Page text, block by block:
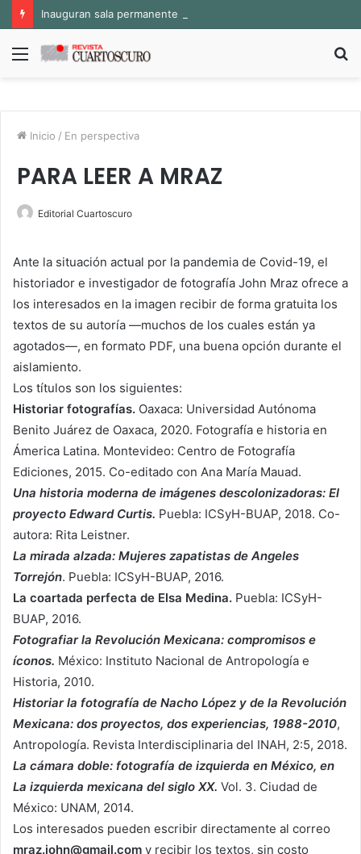
Menú
Inicio / En perspectiva
PARA LEER A MRAZ
Editorial Cuartoscuro
Ante la situación actual por la pandemia de Covid-19, el
historiador e investigador de fotografía John Mraz ofrece a
los interesados en la imagen recibir de forma gratuita los
textos de su autoría —muchos de los cuales están ya
agotados—, en formato PDF, una buena opción durante el
aislamiento.
Los títulos son los siguientes:
Historiar fotografías. Oaxaca: Universidad Autónoma
Benito Juárez de Oaxaca, 2020. Fotografía e historia en
Ámerica Latina. Montevideo: Centro de Fotografía
Ediciones, 2015. Co-editado con Ana María Mauad.
Una historia moderna de imágenes descolonizadoras: El
proyecto Edward Curtis. Puebla: ICSyH-BUAP, 2018. Co-
autora: Rita Leistner.
La mirada alzada: Mujeres zapatistas de Angeles
Torrejón. Puebla: ICSyH-BUAP, 2016.
La coartada perfecta de Elsa Medina. Puebla: ICSyH-
BUAP, 2016.
Fotografiar la Revolución Mexicana: compromisos e
íconos. México: Instituto Nacional de Antropología e
Historia, 2010.
Historiar la fotografía de Nacho López y de la Revolución
Mexicana: dos proyectos, dos experiencias, 1988-2010,
Antropología. Revista Interdisciplinaria del INAH, 2:5, 2018.
La cámara doble: fotografía de izquierda en México, en
La izquierda mexicana del siglo XX. Vol. 3. Ciudad de
México: UNAM, 2014.
Los interesados pueden escribir directamente al correo
mraz.john@gmail.com y recibir los textos, sin costo